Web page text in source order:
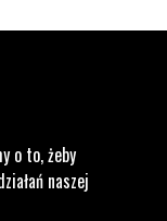
o to, żeby
naszej